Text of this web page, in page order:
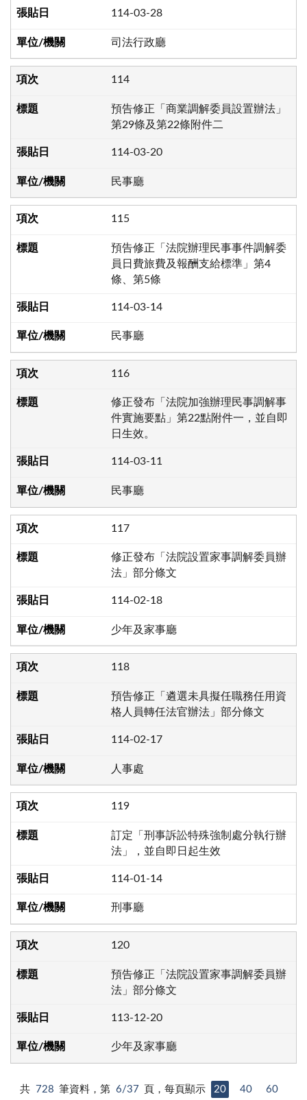
114-03-28
司法行政廳
114
預告修正「商業調解委員設置辦法」
第29條及第22條附件二
114-03-20
民事廳
115
預告修正「法院辦理民事事件調解委
員日費旅費及報酬支給標準」第4
條、第5條
114-03-14
民事廳
116
修正發布「法院加強辦理民事調解事
件實施要點」第22點附件一，並自即
日生效。
114-03-11
民事廳
117
修正發布「法院設置家事調解委員辦
法」部分條文
114-02-18
少年及家事廳
118
預告修正「遴選未具擬任職務任用資
格人員轉任法官辦法」部分條文
114-02-17
人事處
119
訂定「刑事訴訟特殊強制處分執行辦
法」，並自即日起生效
114-01-14
刑事廳
120
預告修正「法院設置家事調解委員辦
法」部分條文
113-12-20
少年及家事廳
共 728 筆資料，第 6/37 頁，每頁顯示 20 40
60